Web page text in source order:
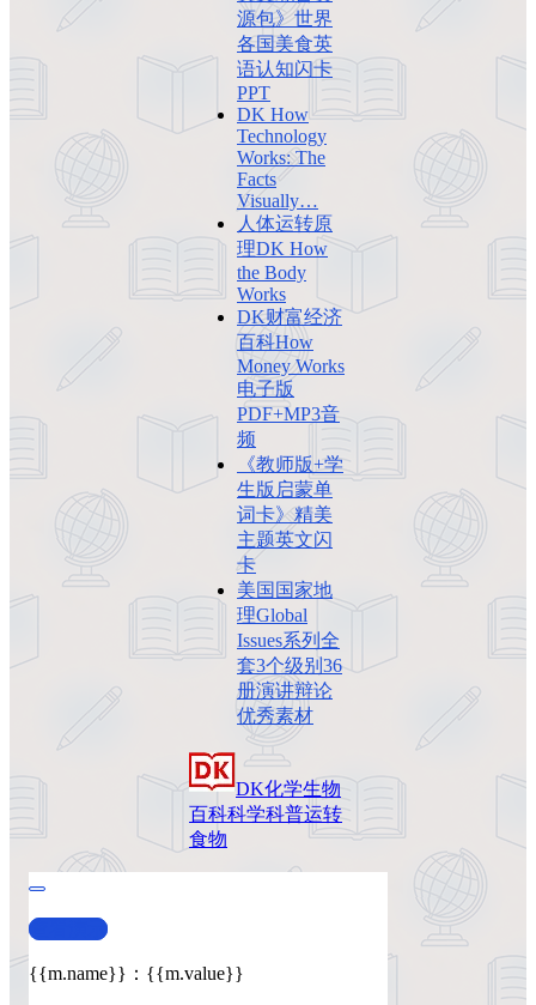
源包》世界
各国美食英
语认知闪卡
PPT
DK How
Technology
Works: The
Facts
Visually…
人体运转原
理DK How
the Body
Works
DK财富经济
百科How
Money Works
电子版
PDF+MP3音
频
《教师版+学
生版启蒙单
词卡》精美
主题英文闪
卡
美国国家地
理Global
Issues系列全
套3个级别36
册演讲辩论
优秀素材
DK化学生物
百科科学科普运转
食物
查看演示
{{m.name}} ： {{m.value}}